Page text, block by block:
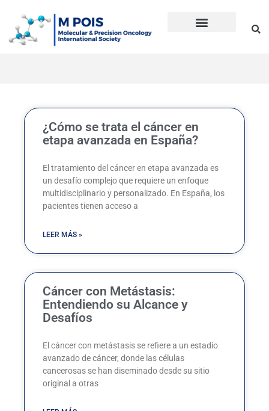
contenido
¿Cómo se trata el cáncer en
etapa avanzada en España?
El tratamiento del cáncer en etapa avanzada es
un desafío complejo que requiere un enfoque
multidisciplinario y personalizado. En España, los
pacientes tienen acceso a
LEER MÁS »
Cáncer con Metástasis:
Entendiendo su Alcance y
Desafíos
El cáncer con metástasis se refiere a un estadio
avanzado de cáncer, donde las células
cancerosas se han diseminado desde su sitio
original a otras